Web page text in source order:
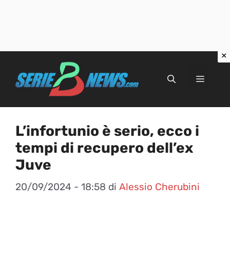
Menu
L’infortunio è serio, ecco i
tempi di recupero dell’ex
Juve
20/09/2024 - 18:58 di Alessio Cherubini